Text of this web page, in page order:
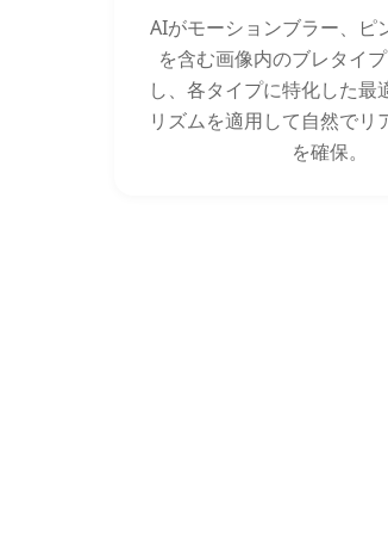
AIがモーションブラー、ピ
を含む画像内のブレタイ
し、各タイプに特化した最
リズムを適用して自然でリ
を確保。